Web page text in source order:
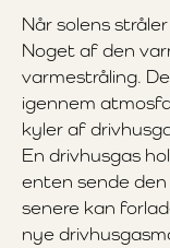
Når solens
Noget af den
varmestråling.
igennem
kyler af
En drivhusgas
enten sende
senere kan
nye